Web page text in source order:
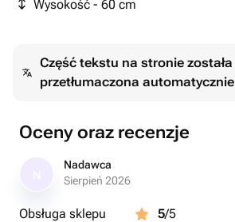
Wysokość - 60 cm
Część tekstu na stronie została
przetłumaczona automatycznie
Oceny oraz recenzje
Nadawca
Sierpień 2026
Obsługa sklepu 5/5